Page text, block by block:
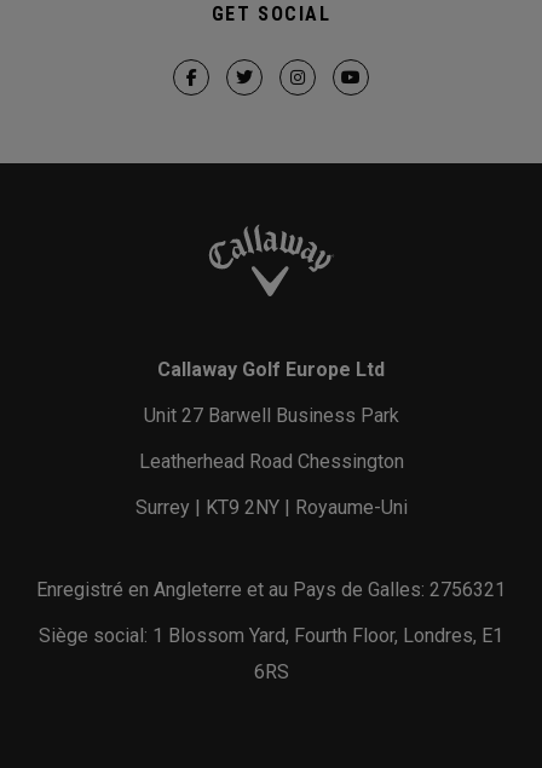
GET SOCIAL
Callaway Golf Europe Ltd
Unit 27 Barwell Business Park
Leatherhead Road Chessington
Surrey | KT9 2NY | Royaume-Uni
Enregistré en Angleterre et au Pays de Galles: 2756321
Siège social: 1 Blossom Yard, Fourth Floor, Londres, E1
6RS